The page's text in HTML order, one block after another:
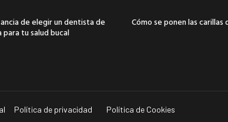
de elegir un dentista de
para tu salud bucal
Cómo se ponen las carillas
Política de privacidad Política de Cookies